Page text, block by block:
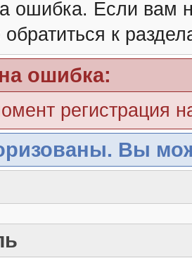
ошибка. Если вам
обратиться к
ошибка:
регистрация
Вы